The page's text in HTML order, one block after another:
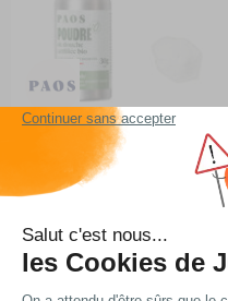
Poudre de douche Bio
7,60 €